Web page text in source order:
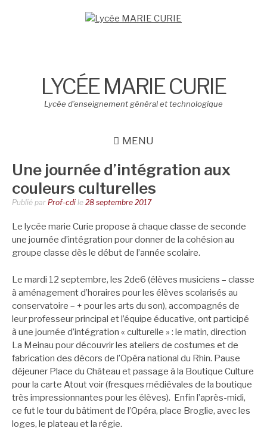
LYCÉE MARIE CURIE
Lycée d’enseignement général et technologique
MENU
Une journée d’intégration aux
couleurs culturelles
Publié par Prof-cdi le 28 septembre 2017
Le lycée marie Curie propose à chaque classe de seconde
une journée d’intégration pour donner de la cohésion au
groupe classe dès le début de l’année scolaire.
Le mardi 12 septembre, les 2de6 (élèves musiciens – classe
à aménagement d’horaires pour les élèves scolarisés au
conservatoire – + pour les arts du son), accompagnés de
leur professeur principal et l’équipe éducative, ont participé
à une journée d’intégration « culturelle » : le matin, direction
La Meinau pour découvrir les ateliers de costumes et de
fabrication des décors de l’Opéra national du Rhin. Pause
déjeuner Place du Château et passage à la Boutique Culture
pour la carte Atout voir (fresques médiévales de la boutique
très impressionnantes pour les élèves). Enfin l’après-midi,
ce fut le tour du bâtiment de l’Opéra, place Broglie, avec les
loges, le plateau et la régie.